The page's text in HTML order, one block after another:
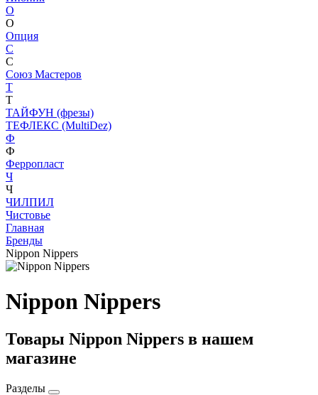
О
О
Опция
С
С
Союз Мастеров
Т
Т
ТАЙФУН (фрезы)
ТЕФЛЕКС (MultiDez)
Ф
Ф
Ферропласт
Ч
Ч
ЧИЛПИЛ
Чистовье
Главная
Бренды
Nippon Nippers
Nippon Nippers
Товары Nippon Nippers в нашем
магазине
Разделы